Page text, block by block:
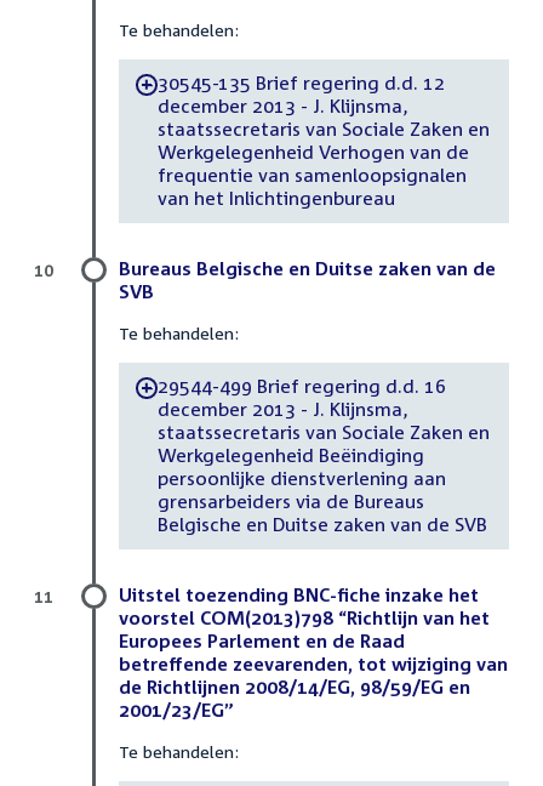
Te behandelen:
-30545-135 Brief regering d.d. 12
december 2013 - J. Klijnsma,
staatssecretaris van Sociale Zaken en
Werkgelegenheid Verhogen van de
frequentie van samenloopsignalen
van het Inlichtingenbureau
Bureaus Belgische en Duitse zaken van de
SVB
Te behandelen:
-29544-499 Brief regering d.d. 16
december 2013 - J. Klijnsma,
staatssecretaris van Sociale Zaken en
Werkgelegenheid Beëindiging
persoonlijke dienstverlening aan
grensarbeiders via de Bureaus
Belgische en Duitse zaken van de SVB
10
Uitstel toezending BNC-fiche inzake het
voorstel COM(2013)798 “Richtlijn van het
Europees Parlement en de Raad
betreffende zeevarenden, tot wijziging van
de Richtlijnen 2008/14/EG, 98/59/EG en
2001/23/EG”
Te behandelen:
11